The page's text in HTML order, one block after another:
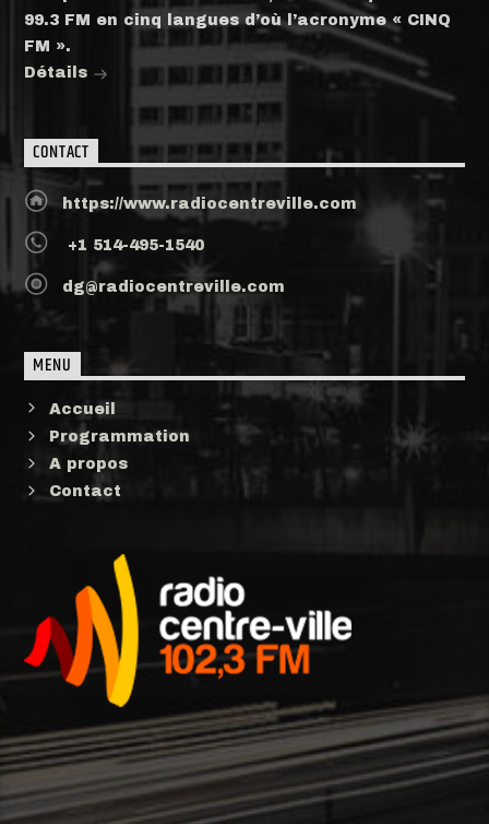
99.3 FM en cinq langues d’où l’acronyme « CINQ
FM ».
Détails
CONTACT
https://www.radiocentreville.com
+1 514-495-1540
dg@radiocentreville.com
MENU
Accueil
Programmation
A propos
Contact